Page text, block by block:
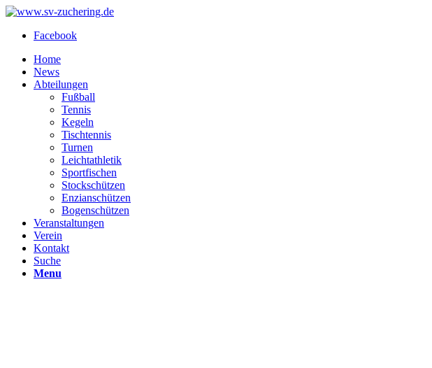
Facebook
Home
News
Abteilungen
Fußball
Tennis
Kegeln
Tischtennis
Turnen
Leichtathletik
Sportfischen
Stockschützen
Enzianschützen
Bogenschützen
Veranstaltungen
Verein
Kontakt
Suche
Menu